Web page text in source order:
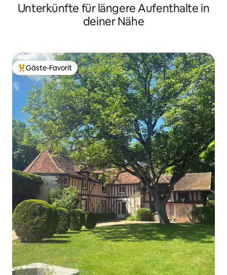
Unterkünfte für längere Aufenthalte in
deiner Nähe
Beliebter Gäste-Favorit.
Gäste-Favorit